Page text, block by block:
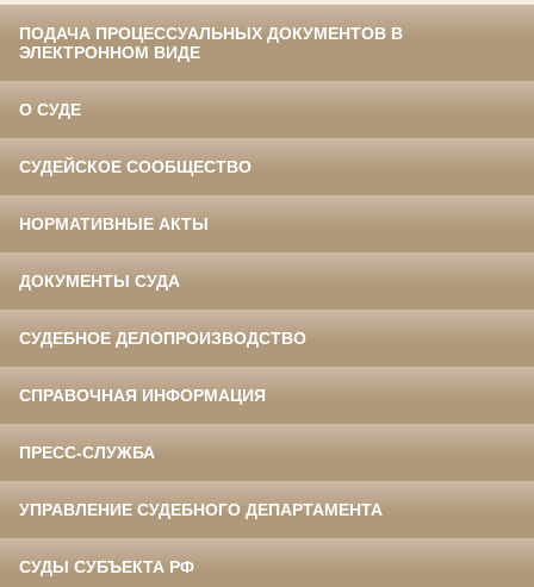
ПОДАЧА ПРОЦЕССУАЛЬНЫХ ДОКУМЕНТОВ В
ЭЛЕКТРОННОМ ВИДЕ
О СУДЕ
СУДЕЙСКОЕ СООБЩЕСТВО
НОРМАТИВНЫЕ АКТЫ
ДОКУМЕНТЫ СУДА
СУДЕБНОЕ ДЕЛОПРОИЗВОДСТВО
СПРАВОЧНАЯ ИНФОРМАЦИЯ
ПРЕСС-СЛУЖБА
УПРАВЛЕНИЕ СУДЕБНОГО ДЕПАРТАМЕНТА
СУДЫ СУБЪЕКТА РФ